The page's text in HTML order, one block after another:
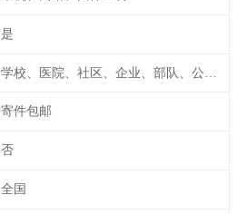
是
寄件包邮
否
全国